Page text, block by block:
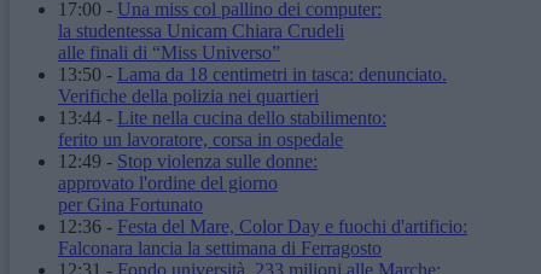
17:00 - Una miss col pallino dei computer:
la studentessa Unicam Chiara Crudeli
alle finali di “Miss Universo”
13:50 - Lama da 18 centimetri in tasca: denunciato.
Verifiche della polizia nei quartieri
13:44 - Lite nella cucina dello stabilimento:
ferito un lavoratore, corsa in ospedale
12:49 - Stop violenza sulle donne:
approvato l'ordine del giorno
per Gina Fortunato
12:36 - Festa del Mare, Color Day e fuochi d'artificio:
Falconara lancia la settimana di Ferragosto